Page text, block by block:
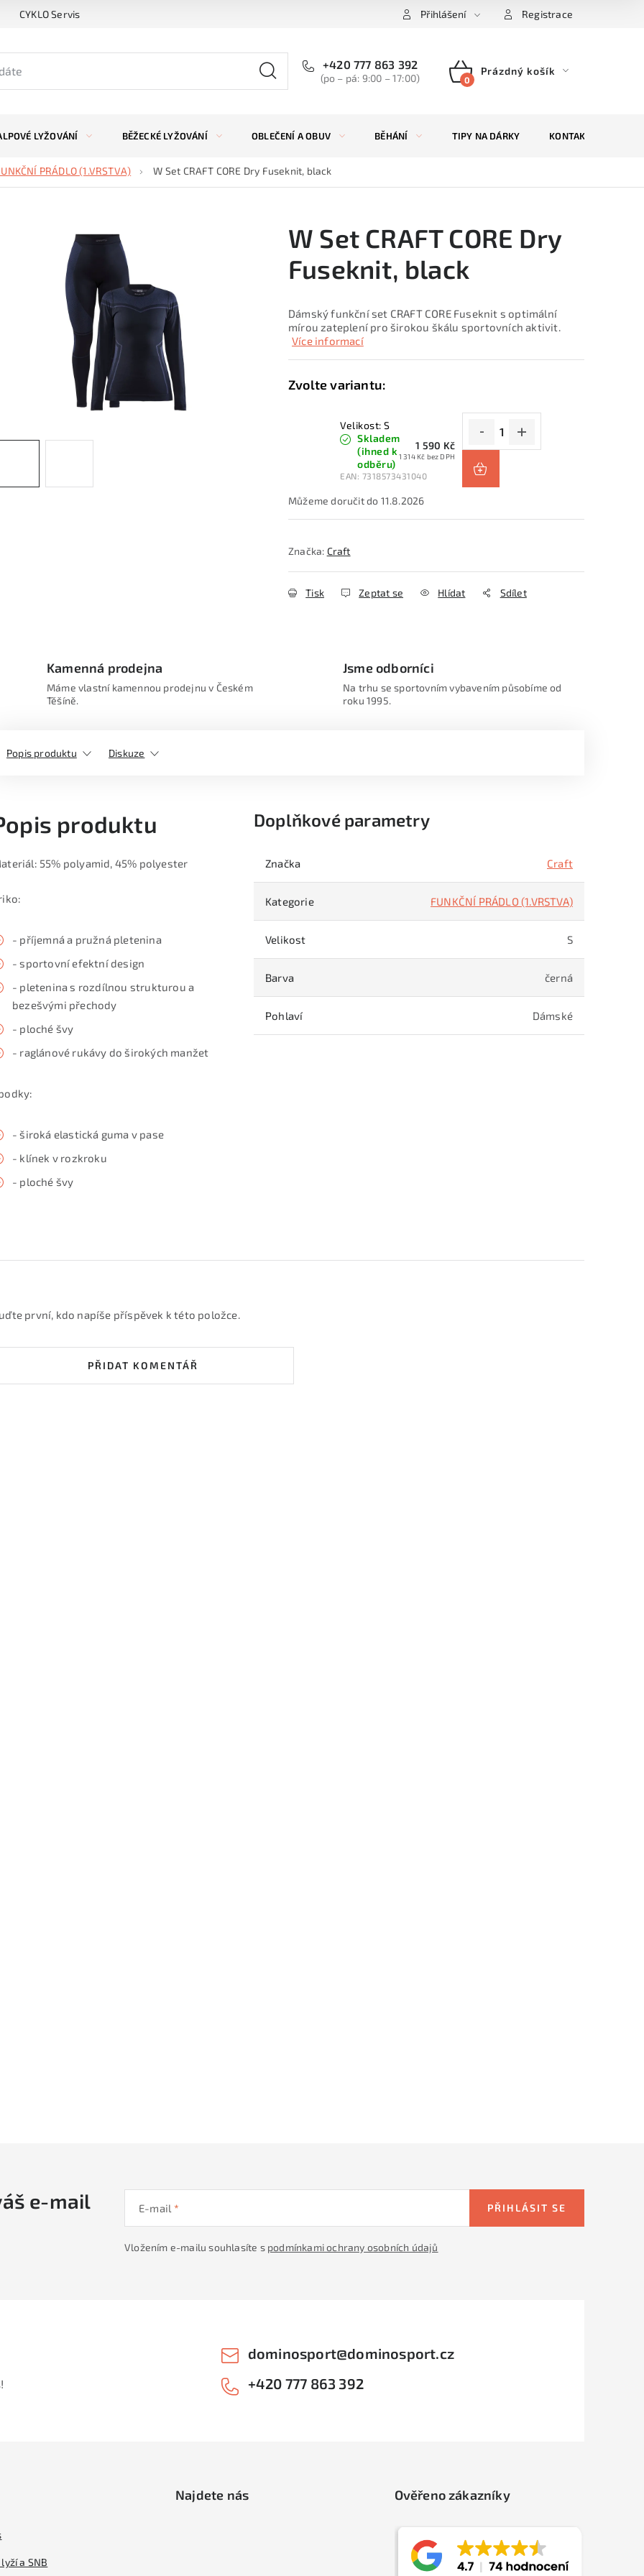
CYKLO Servis Přihlášení Registrace
+420 777 863 392
(po – pá: 9:00 – 17:00)
NÁKUPNÍ
Prázdný košík
LYŽOVÁNÍ BĚŽECKÉ LYŽOVÁNÍ OBLEČENÍ A OBUV BĚHÁNÍ TIPY NA DÁRKY KONTAKTY
PRÁDLO (1.VRSTVA) W Set CRAFT CORE Dry Fuseknit, black
W Set CRAFT CORE Dry
Fuseknit, black
Dámský funkční set CRAFT CORE Fuseknit s optimální
mírou zateplení pro širokou škálu sportovních aktivit.
Více informací
Velikost: S
Skladem
(ihned k
odběru)
EAN: 7318573431040
1 590 Kč
1 314 Kč bez DPH
11.8.2026
Značka: Craft
Tisk Zeptat se Hlídat Sdílet
Kamenná prodejna
Máme vlastní kamennou prodejnu v Českém
Těšíně.
Jsme odborníci
Na trhu se sportovním vybavením působíme od
roku 1995.
Popis produktu Diskuze
produktu
55% polyamid, 45% polyester
- příjemná a pružná pletenina
- sportovní efektní design
- pletenina s rozdílnou strukturou a
bezešvými přechody
- ploché švy
- raglánové rukávy do širokých manžet
- široká elastická guma v pase
- klínek v rozkroku
- ploché švy
Doplňkové parametry
Značka Craft
Kategorie FUNKČNÍ PRÁDLO (1.VRSTVA)
Velikost S
Barva černá
Pohlaví Dámské
první, kdo napíše příspěvek k této položce.
PŘIDAT KOMENTÁŘ
e-mail E-mail
Vložením e-mailu souhlasíte s podmínkami ochrany osobních údajů
PŘIHLÁSIT SE
dominosport@dominosport.cz
+420 777 863 392
a SNB
Najdete nás Ověřeno zákazníky